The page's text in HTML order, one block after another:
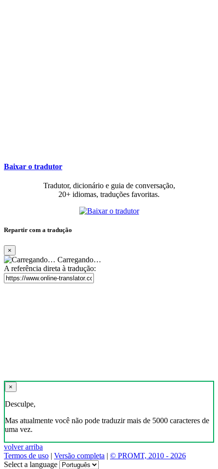
Baixar o tradutor
Tradutor, dicionário e guia de conversação,
20+ idiomas, traduções favoritas.
Repartir com a tradução
×
Carregando…
A referência direta à tradução:
×
Desculpe,
Mas atualmente você não pode traduzir mais de 5000 caracteres de
uma vez.
volver arriba
Termos de uso | Versão completa | © PROMT, 2010 - 2026
Select a language